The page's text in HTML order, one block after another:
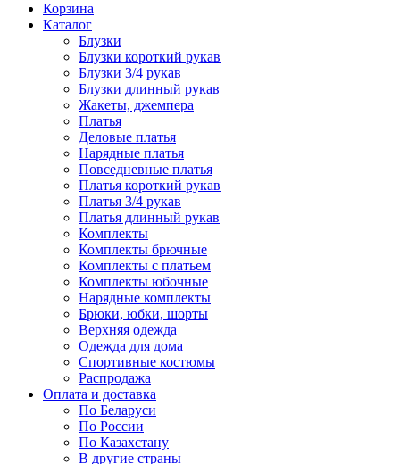
Корзина
Каталог
Блузки
Блузки короткий рукав
Блузки 3/4 рукав
Блузки длинный рукав
Жакеты, джемпера
Платья
Деловые платья
Нарядные платья
Повседневные платья
Платья короткий рукав
Платья 3/4 рукав
Платья длинный рукав
Комплекты
Комплекты брючные
Комплекты с платьем
Комплекты юбочные
Нарядные комплекты
Брюки, юбки, шорты
Верхняя одежда
Одежда для дома
Спортивные костюмы
Распродажа
Оплата и доставка
По Беларуси
По России
По Казахстану
В другие страны